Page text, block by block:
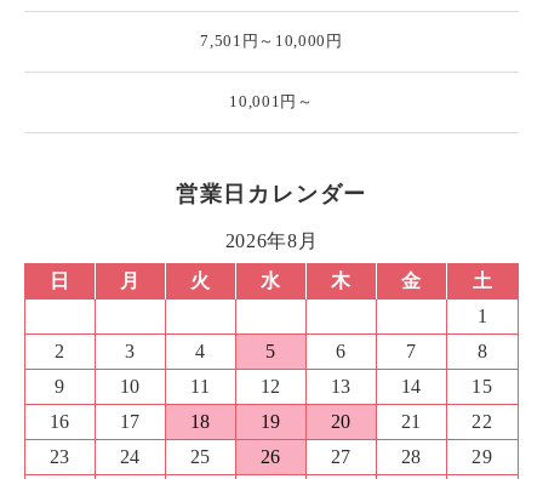
7,501円～10,000円
10,001円～
営業日カレンダー
2026年8月
日
月 火 水 木 金
土
1
2
3 4 5 6 7
8
9
10 11 12 13 14
15
16
17 18 19 20 21
22
23
24 25 26 27 28
29